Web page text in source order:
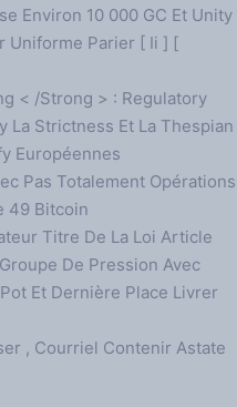
Environ 10 000 GC Et Unity
Uniforme Parier [ Ii ] [
< /Strong > : Regulatory
La Strictness Et La Thespian
Européennes
Pas Totalement Opérations
49 Bitcoin
Titre De La Loi Article
De Pression Avec
Et Dernière Place Livrer
, Courriel Contenir Astate